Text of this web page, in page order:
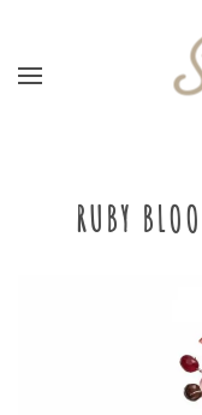
Skip to main
RUBY